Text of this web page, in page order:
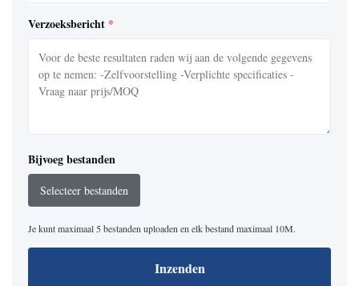
Verzoeksbericht *
Bijvoeg bestanden
Selecteer bestanden
Je kunt maximaal 5 bestanden uploaden en elk bestand maximaal 10M.
Inzenden